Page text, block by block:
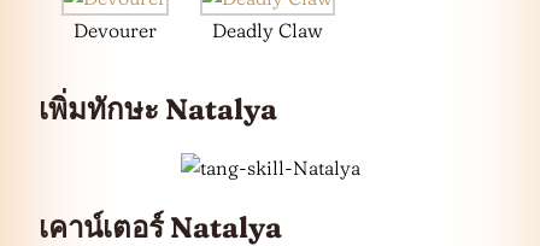
Devourer Deadly Claw
เพิ่มทักษะ Natalya
เคาน์เตอร์ Natalya